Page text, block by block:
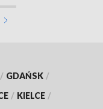
/ GDAŃSK /
/ KIELCE /